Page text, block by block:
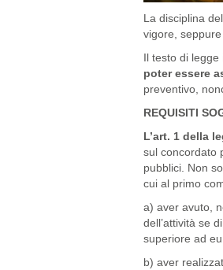
La disciplina
vigore,
Il testo di
poter essere
preventivo,
REQUISITI
L’art. 1 della
sul concordato
pubblici. Non
cui al primo
a) aver avuto,
dell’attività se
superiore ad
b) aver